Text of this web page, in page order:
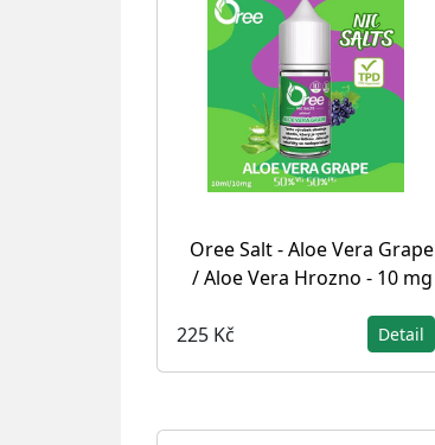
Oree Salt - Aloe Vera Grape
/ Aloe Vera Hrozno - 10 mg
225 Kč Detail